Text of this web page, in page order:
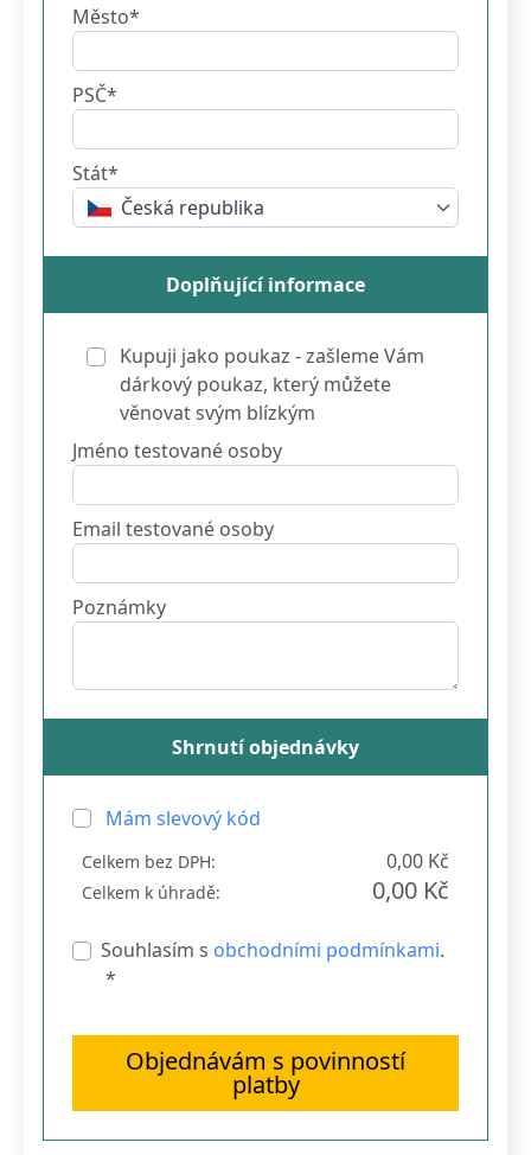
Město*
PSČ*
Stát*
Česká republika
Doplňující informace
Kupuji jako poukaz - zašleme Vám
dárkový poukaz, který můžete
věnovat svým blízkým
Jméno testované osoby
Email testované osoby
Poznámky
Shrnutí objednávky
Mám slevový kód
Celkem bez DPH: 0,00 Kč
Celkem k úhradě: 0,00 Kč
Souhlasím s obchodními podmínkami.
*
Objednávám s povinností
platby